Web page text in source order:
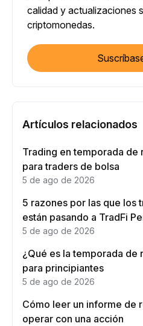
calidad y actualizaciones
criptomonedas.
Artículos relacionados
Trading en temporada de
para traders de bolsa
5 de ago de 2026
5 razones por las que los
están pasando a TradFi
5 de ago de 2026
¿Qué es la temporada de
para principiantes
5 de ago de 2026
Cómo leer un informe de
operar con una acción